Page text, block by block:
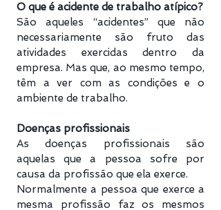
O que é acidente de trabalho atípico?
São aqueles “acidentes” que não
necessariamente são fruto das
atividades exercidas dentro da
empresa. Mas que, ao mesmo tempo,
têm a ver com as condições e o
ambiente de trabalho.
Doenças profissionais
As doenças profissionais são
aquelas que a pessoa sofre por
causa da profissão que ela exerce.
Normalmente a pessoa que exerce a
mesma profissão faz os mesmos